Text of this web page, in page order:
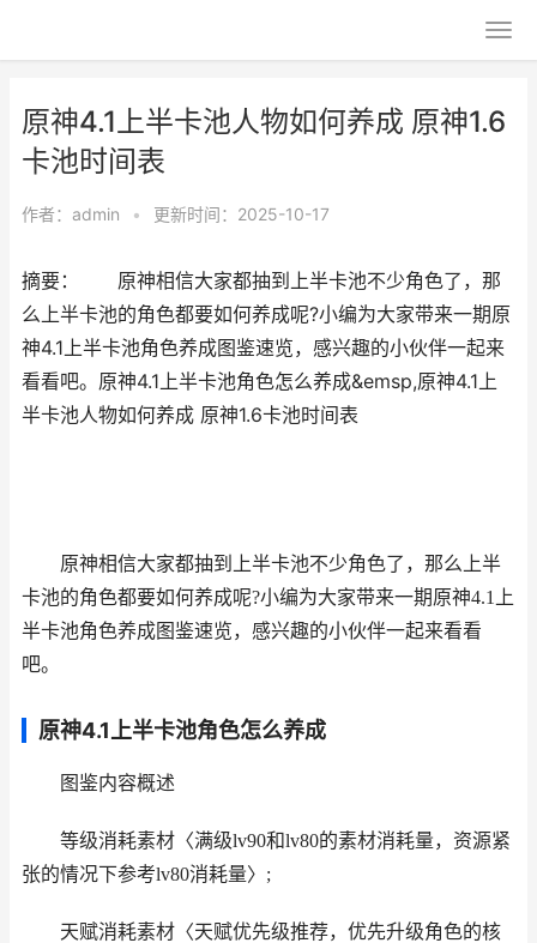
原神4.1上半卡池人物如何养成 原神1.6
卡池时间表
作者： admin • 更新时间：2025-10-17
摘要： 原神相信大家都抽到上半卡池不少角色了，那
么上半卡池的角色都要如何养成呢?小编为大家带来一期原
神4.1上半卡池角色养成图鉴速览，感兴趣的小伙伴一起来
看看吧。原神4.1上半卡池角色怎么养成&emsp,原神4.1上
半卡池人物如何养成 原神1.6卡池时间表
原神相信大家都抽到上半卡池不少角色了，那么上半
卡池的角色都要如何养成呢?小编为大家带来一期原神4.1上
半卡池角色养成图鉴速览，感兴趣的小伙伴一起来看看
吧。
原神4.1上半卡池角色怎么养成
图鉴内容概述
等级消耗素材〈满级lv90和lv80的素材消耗量，资源紧
张的情况下参考lv80消耗量〉;
天赋消耗素材〈天赋优先级推荐，优先升级角色的核